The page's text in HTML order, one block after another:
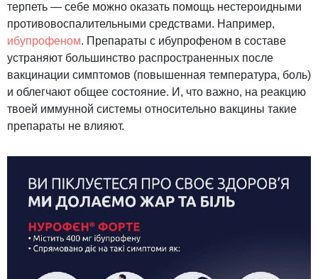
терпеть — себе можно оказать помощь нестероидными
противовоспалительными средствами. Например,
ибупрофеном. Препараты с ибупрофеном в составе
устраняют большинство распространенных после
вакцинации симптомов (повышенная температура, боль)
и облегчают общее состояние. И, что важно, на реакцию
твоей иммунной системы относительно вакцины такие
препараты не влияют.